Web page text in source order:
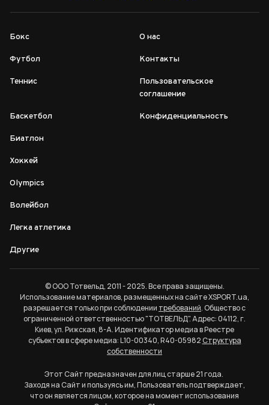
Бокс
Футбол
Теннис
Баскетбол
Биатлон
Хоккей
Olympics
Волейбол
Легка атлетика
Другие
О нас
Контакты
Пользовательское
соглашение
Конфиденциальность
© ООО Тотвельд, 2011 - 2025. Все права защищены.
Использование материалов, размещенных на сайте XSPORT.ua,
разрешается только при соблюдении требований. Общество с
ограниченной ответственностью "ТОТВЕЛЬД". Адрес: 04112, г.
Киев, ул. Рижская, 8-А. Идентификатор медиа в Реестре
субъектов в сфере медиа: L10-00340, R40-05982Структура
собственности
Этот Сайт предназначен для лиц старше 21 года.
Заходя на Сайт и пользуясь им, Пользователь подтверждает,
что он является лицом, которое на момент использования